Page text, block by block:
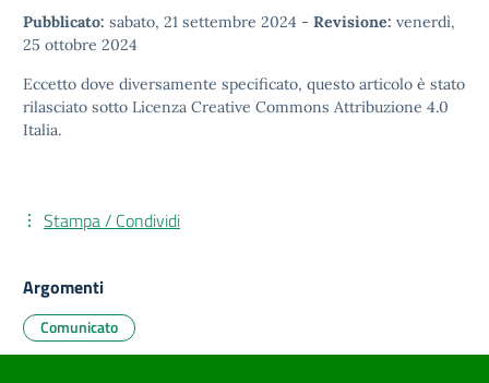
Pubblicato: sabato, 21 settembre 2024 - Revisione: venerdì,
25 ottobre 2024
Eccetto dove diversamente specificato, questo articolo è stato
rilasciato sotto Licenza Creative Commons Attribuzione 4.0
Italia.
Stampa / Condividi
Argomenti
Comunicato